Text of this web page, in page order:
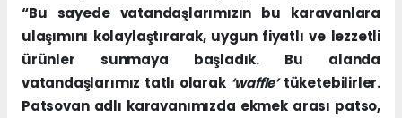
“Bu sayede vatandaşlarımızın bu karavanlara
ulaşımını kolaylaştırarak, uygun fiyatlı ve lezzetli
ürünler sunmaya başladık. Bu alanda
vatandaşlarımız tatlı olarak ‘waffle’tüketebilirler.
Patsovan adlı karavanımızda ekmek arası patso,